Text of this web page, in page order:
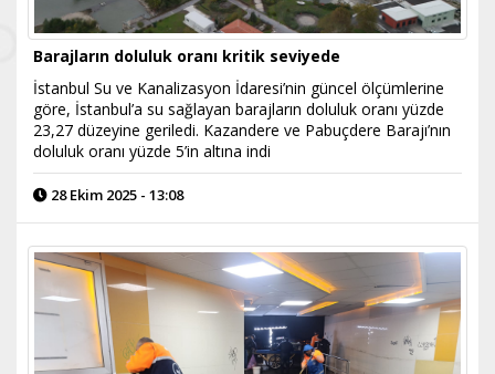
Barajların doluluk oranı kritik seviyede
İstanbul Su ve Kanalizasyon İdaresi’nin güncel ölçümlerine
göre, İstanbul’a su sağlayan barajların doluluk oranı yüzde
23,27 düzeyine geriledi. Kazandere ve Pabuçdere Barajı’nın
doluluk oranı yüzde 5’in altına indi
28 Ekim 2025 - 13:08